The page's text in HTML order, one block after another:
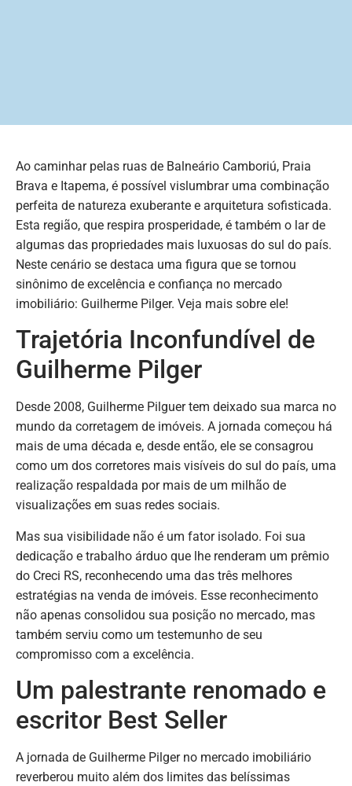
Ao caminhar pelas ruas de Balneário Camboriú, Praia
Brava e Itapema, é possível vislumbrar uma combinação
perfeita de natureza exuberante e arquitetura sofisticada.
Esta região, que respira prosperidade, é também o lar de
algumas das propriedades mais luxuosas do sul do país.
Neste cenário se destaca uma figura que se tornou
sinônimo de excelência e confiança no mercado
imobiliário: Guilherme Pilger. Veja mais sobre ele!
Trajetória Inconfundível de
Guilherme Pilger
Desde 2008, Guilherme Pilguer tem deixado sua marca no
mundo da corretagem de imóveis. A jornada começou há
mais de uma década e, desde então, ele se consagrou
como um dos corretores mais visíveis do sul do país, uma
realização respaldada por mais de um milhão de
visualizações em suas redes sociais.
Mas sua visibilidade não é um fator isolado. Foi sua
dedicação e trabalho árduo que lhe renderam um prêmio
do Creci RS, reconhecendo uma das três melhores
estratégias na venda de imóveis. Esse reconhecimento
não apenas consolidou sua posição no mercado, mas
também serviu como um testemunho de seu
compromisso com a excelência.
Um palestrante renomado e
escritor Best Seller
A jornada de Guilherme Pilger no mercado imobiliário
reverberou muito além dos limites das belíssimas